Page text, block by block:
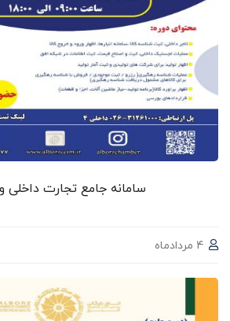
سامانه جامع تجارت داخلی و
4 مردادماه